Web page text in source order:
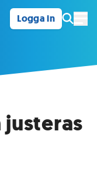
Logga in